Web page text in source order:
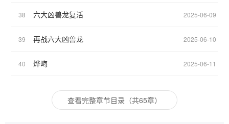
38 六大凶兽龙复活 2025-06-09
39 再战六大凶兽龙 2025-06-10
40 烨晦 2025-06-11
查看完整章节目录（共65章）